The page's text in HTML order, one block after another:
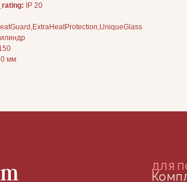
IP 20
мм